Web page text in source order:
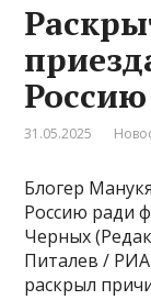
Россию
31.05.2025
Блогер
Россию ради
Черных
Питалев /
раскрыл